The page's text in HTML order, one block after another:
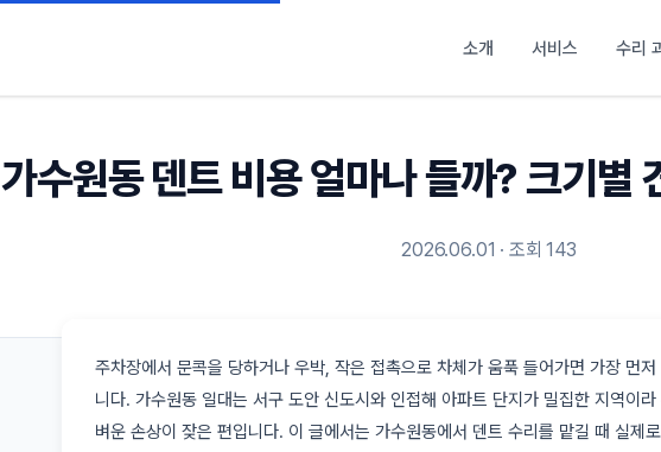
소개 서비스 수리
가수원동 덴트 비용 얼마나 들까? 크기별
2026.06.01 · 조회 143
주차장에서 문콕을 당하거나 우박, 작은 접촉으로 차체가 움푹 들어가면 가장 먼
니다. 가수원동 일대는 서구 도안 신도시와 인접해 아파트 단지가 밀집한 지역이
벼운 손상이 잦은 편입니다. 이 글에서는 가수원동에서 덴트 수리를 맡길 때 실제